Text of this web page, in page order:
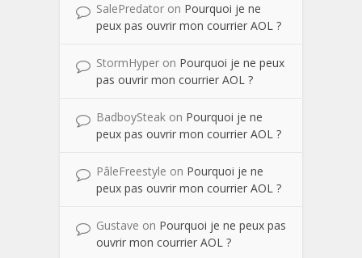
SalePredator on Pourquoi je ne
peux pas ouvrir mon courrier AOL ?
StormHyper on Pourquoi je ne peux
pas ouvrir mon courrier AOL ?
BadboySteak on Pourquoi je ne
peux pas ouvrir mon courrier AOL ?
PâleFreestyle on Pourquoi je ne
peux pas ouvrir mon courrier AOL ?
Gustave on Pourquoi je ne peux pas
ouvrir mon courrier AOL ?